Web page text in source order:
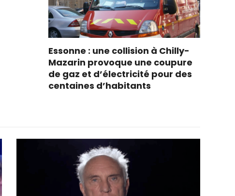
Essonne : une collision à Chilly-
Mazarin provoque une coupure
de gaz et d’électricité pour des
centaines d’habitants